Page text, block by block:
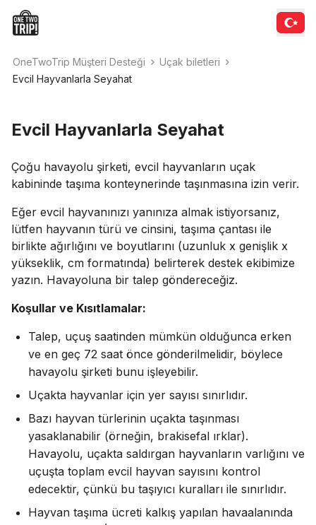
OneTwoTrip Müşteri Desteği
Uçak biletleri
Evcil Hayvanlarla Seyahat
Evcil Hayvanlarla Seyahat
Çoğu havayolu şirketi, evcil hayvanların uçak
kabininde taşıma konteynerinde taşınmasına izin verir.
Eğer evcil hayvanınızı yanınıza almak istiyorsanız,
lütfen hayvanın türü ve cinsini, taşıma çantası ile
birlikte ağırlığını ve boyutlarını (uzunluk x genişlik x
yükseklik, cm formatında) belirterek destek ekibimize
yazın. Havayoluna bir talep göndereceğiz.
Koşullar ve Kısıtlamalar:
Talep, uçuş saatinden mümkün olduğunca erken
ve en geç 72 saat önce gönderilmelidir, böylece
havayolu şirketi bunu işleyebilir.
Uçakta hayvanlar için yer sayısı sınırlıdır.
Bazı hayvan türlerinin uçakta taşınması
yasaklanabilir (örneğin, brakisefal ırklar).
Havayolu, uçakta saldırgan hayvanların varlığını ve
uçuşta toplam evcil hayvan sayısını kontrol
edecektir, çünkü bu taşıyıcı kuralları ile sınırlıdır.
Hayvan taşıma ücreti kalkış yapılan havaalanında